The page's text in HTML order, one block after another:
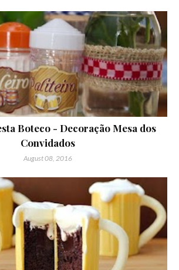
Boteco - Decoração Mesa dos
Convidados
August 08, 2016